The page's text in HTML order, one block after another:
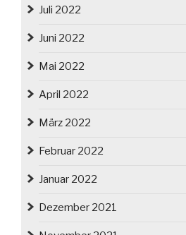
Juli 2022
Juni 2022
Mai 2022
April 2022
März 2022
Februar 2022
Januar 2022
Dezember 2021